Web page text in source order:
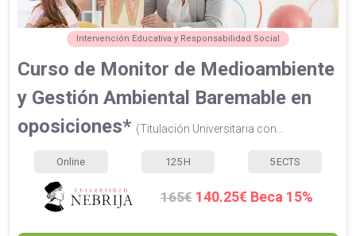
Intervención Educativa y Responsabilidad Social
Curso de Monitor de Medioambiente
y Gestión Ambiental Baremable en
oposiciones* (Titulación Universitaria con...
Online 125 H 5 ECTS
165€ 140.25€ Beca 15%